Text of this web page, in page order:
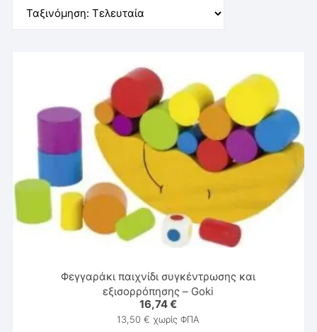
Φεγγαράκι παιχνίδι συγκέντρωσης και
εξισορρόπησης – Goki
16,74€
13,50€ χωρίς ΦΠΑ